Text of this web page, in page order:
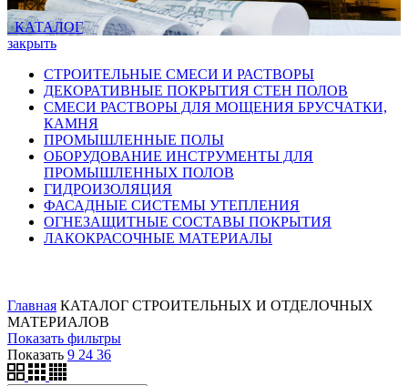
КАТАЛОГ
закрыть
СТРОИТЕЛЬНЫЕ СМЕСИ И РАСТВОРЫ
ДЕКОРАТИВНЫЕ ПОКРЫТИЯ СТЕН ПОЛОВ
СМЕСИ РАСТВОРЫ ДЛЯ МОЩЕНИЯ БРУСЧАТКИ,
КАМНЯ
ПРОМЫШЛЕННЫЕ ПОЛЫ
ОБОРУДОВАНИЕ ИНСТРУМЕНТЫ ДЛЯ
ПРОМЫШЛЕННЫХ ПОЛОВ
ГИДРОИЗОЛЯЦИЯ
ФАСАДНЫЕ СИСТЕМЫ УТЕПЛЕНИЯ
ОГНЕЗАЩИТНЫЕ СОСТАВЫ ПОКРЫТИЯ
ЛАКОКРАСОЧНЫЕ МАТЕРИАЛЫ
Главная КАТАЛОГ СТРОИТЕЛЬНЫХ И ОТДЕЛОЧНЫХ
МАТЕРИАЛОВ
Показать фильтры
Показать 9 24 36